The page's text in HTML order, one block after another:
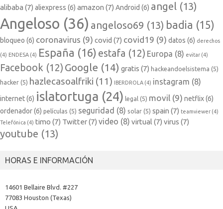
alibaba (7) aliexpress (6) amazon (7) Android (6) angel (13)
Angeloso (36) angeloso69 (13) badia (15)
bloqueo (6) coronavirus (9) covid (7) covid19 (9) datos (6) derechos
(4) ENDESA (4) España (16) estafa (12) Europa (8) evitar (4)
Facebook (12) Google (14) gratis (7) hackeandoelsistema (5)
hacker (5) hazlecasoalfriki (11) IBERDROLA (4) instagram (8)
internet(6) islatortuga (24) legal (5) movil (9) netflix(6)
ordenador(6) películas (5) seguridad (8) solar (5) spain (7) teamviewer (4)
Telefónica (4) timo (7) Twitter(7) video (8) virtual (7) virus (7)
youtube (13)
HORAS E INFORMACIÓN
14601 Bellaire Blvd. #227
77083 Houston (Texas)